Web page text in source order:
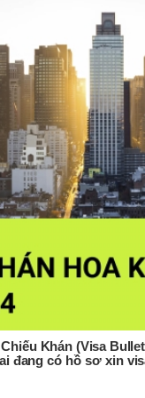
Khán (Visa
đang có hồ sơ xin